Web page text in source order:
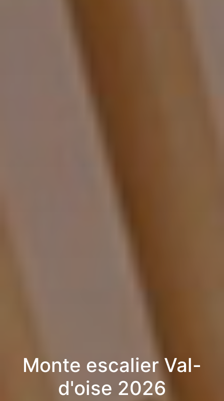
Monte escalier Val-
d'oise 2026